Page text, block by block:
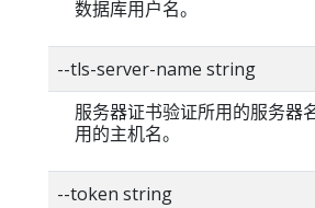
数据库用户名。
--tls-server-name string
服务器证书验证所用的服务器
用的主机名。
--token string